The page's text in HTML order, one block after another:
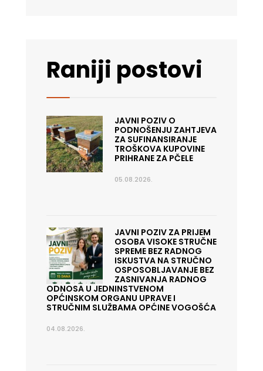
Raniji postovi
JAVNI POZIV O
PODNOŠENJU ZAHTJEVA
ZA SUFINANSIRANJE
TROŠKOVA KUPOVINE
PRIHRANE ZA PČELE
05.08.2026.
JAVNI POZIV ZA PRIJEM
OSOBA VISOKE STRUČNE
SPREME BEZ RADNOG
ISKUSTVA NA STRUČNO
OSPOSOBLJAVANJE BEZ
ZASNIVANJA RADNOG
ODNOSA U JEDNINSTVENOM
OPĆINSKOM ORGANU UPRAVE I
STRUČNIM SLUŽBAMA OPĆINE VOGOŠĆA
04.08.2026.